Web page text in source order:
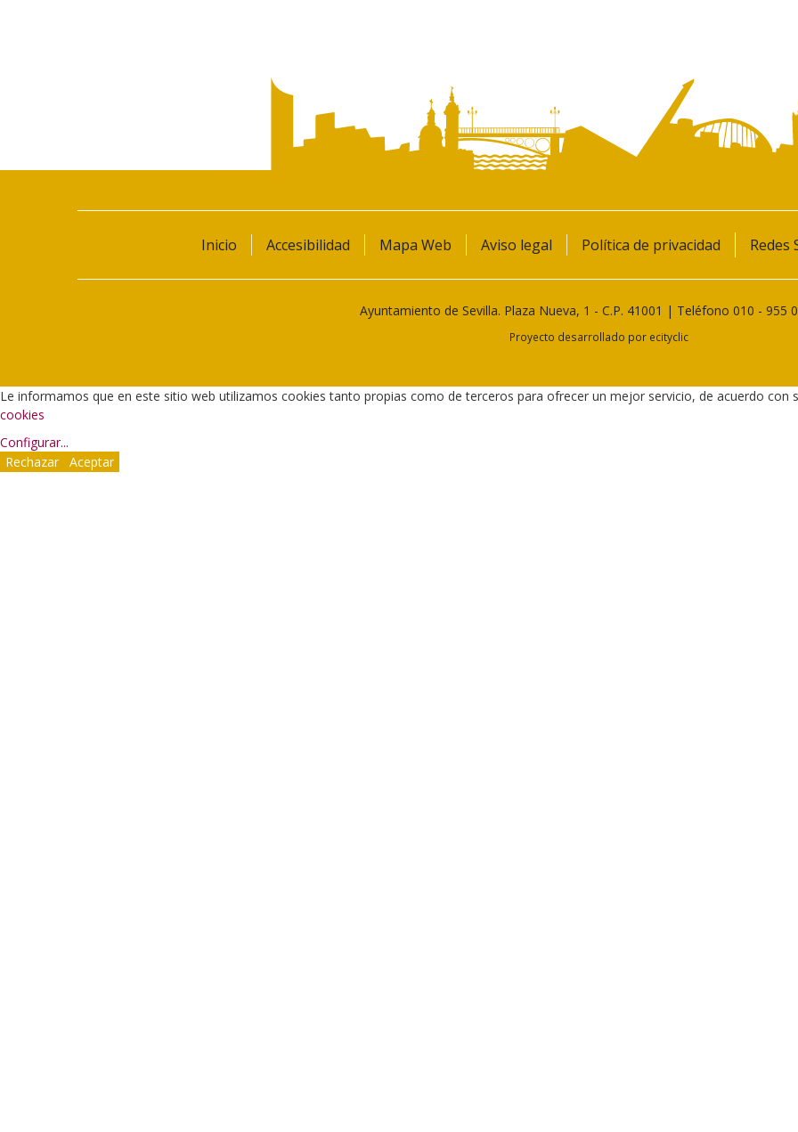
Inicio Accesibilidad Mapa Web Aviso legal Política de privacidad Redes
Ayuntamiento de Sevilla. Plaza Nueva, 1 - C.P. 41001 | Teléfono 010 - 955
Proyecto desarrollado por ecityclic
Le informamos que en este sitio web utilizamos cookies tanto propias como de terceros para ofrecer un mejor servicio, de acuerdo con
cookies
Configurar...
Rechazar
Aceptar